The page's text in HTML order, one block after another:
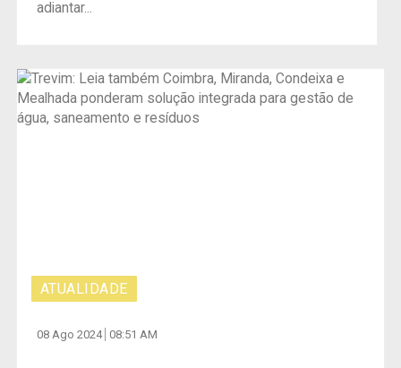
adiantar...
ATUALIDADE
08 Ago 2024 08:51 AM